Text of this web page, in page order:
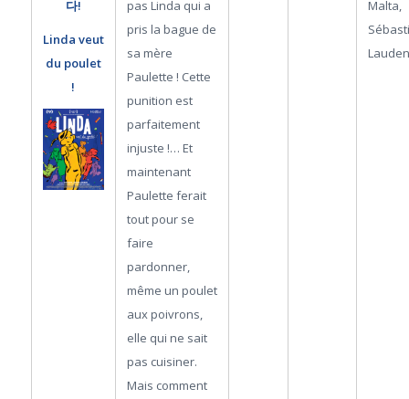
다!
Linda veut
du poulet
!
pas Linda qui a
pris la bague de
sa mère
Paulette ! Cette
punition est
parfaitement
injuste !… Et
maintenant
Paulette ferait
tout pour se
faire
pardonner,
même un poulet
aux poivrons,
elle qui ne sait
pas cuisiner.
Mais comment
Malta,